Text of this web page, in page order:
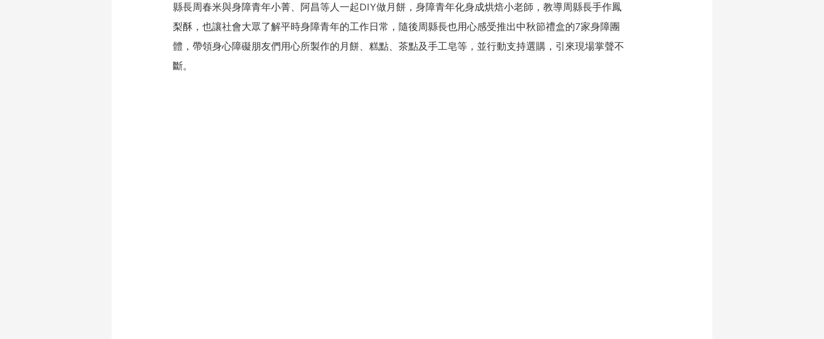
縣長周春米與身障青年小菁、阿昌等人一起DIY做月餅，身障青年化身成烘焙小老師，教導周縣長手作鳳
梨酥，也讓社會大眾了解平時身障青年的工作日常，隨後周縣長也用心感受推出中秋節禮盒的7家身障團
體，帶領身心障礙朋友們用心所製作的月餅、糕點、茶點及手工皂等，並行動支持選購，引來現場掌聲不
斷。